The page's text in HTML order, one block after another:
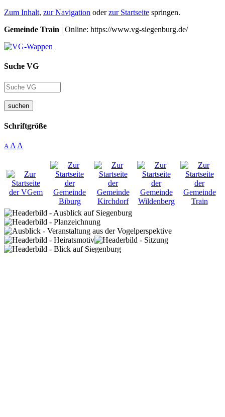
Zum Inhalt, zur Navigation oderzur Startseite springen.
Gemeinde Train | Online: https://www.vg-siegenburg.de/
Suche VG
suchen
Schriftgröße
A A A